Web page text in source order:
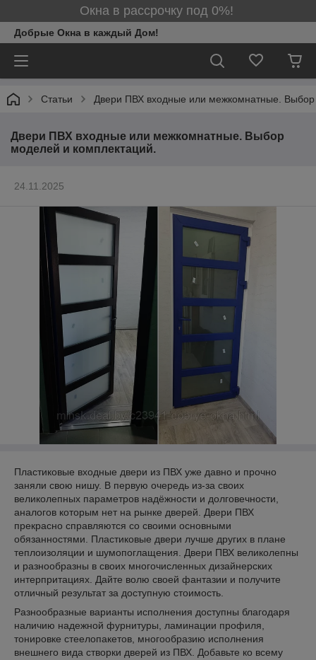
Окна в рассрочку под 0%!
Добрые Окна в каждый Дом!
Статьи Двери ПВХ входные или межкомнатные.
Двери ПВХ входные или межкомнатные. Выбор
моделей и комплектаций.
24.11.2025
Пластиковые входные двери из ПВХ уже давно и прочно
заняли свою нишу. В первую очередь из-за своих
великолепных параметров надёжности и долговечности,
аналогов которым нет на рынке дверей. Двери ПВХ
прекрасно справляются со своими основными
обязанностями. Пластиковые двери лучше других в плане
теплоизоляции и шумопоглащения. Двери ПВХ великолепны
и разнообразны в своих многочисленных дизайнерских
интерпритациях. Дайте волю своей фантазии и получите
отличный результат за доступную стоимость.
Разнообразные варианты исполнения доступны благодаря
наличию надежной фурнитуры, ламинации профиля,
тонировке стеелопакетов, многообразию исполнения
внешнего вида створки дверей из ПВХ. Добавьте ко всему